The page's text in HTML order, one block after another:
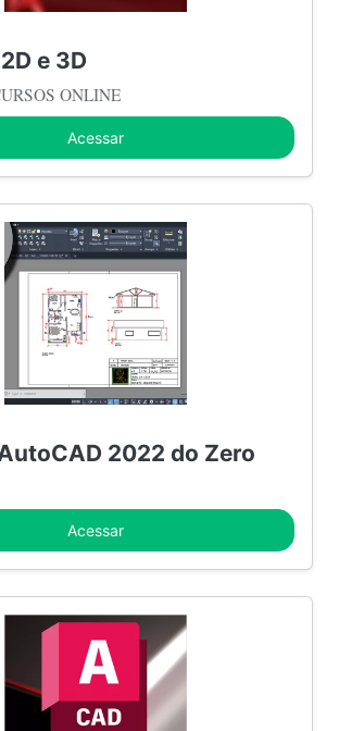
e 3D
ONLINE
Acessar
2022 do Zero
Acessar